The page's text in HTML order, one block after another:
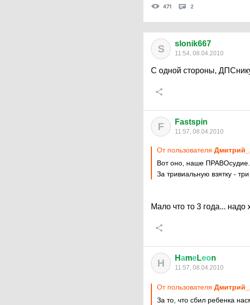
471 2
S slonik667
11:54, 08.04.2010
С одной стороны,
F Fastspin
11:57, 08.04.2010
От пользователя
Вот оно, наше ПРАВОсудие.
За тривиальную взятку - три
Мало что то 3 года... надо
H HаmеLеоn
11:57, 08.04.2010
От пользователя
За то, что сбил ребенка